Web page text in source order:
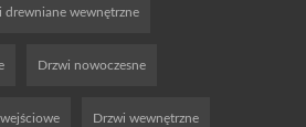
drewniane wewnętrzne
Drzwi nowoczesne
Drzwi wewnętrzne